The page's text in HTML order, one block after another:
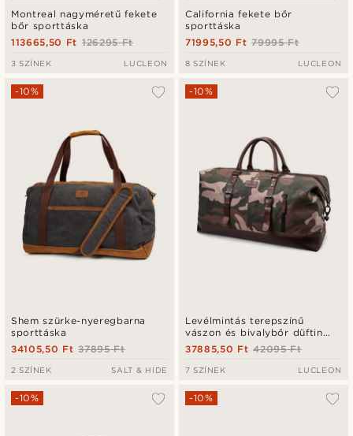
Montreal nagyméretű fekete
bőr sporttáska
126295 Ft
113665,50 Ft
3 SZÍNEK LUCLEON
California fekete bőr
sporttáska
79995 Ft
71995,50 Ft
8 SZÍNEK LUCLEON
Shem szürke-nyeregbarna
sporttáska
-10%
37895 Ft
34105,50 Ft
2 SZÍNEK SALT & HIDE
Levélmintás terepszínű
vászon és bivalybőr düftin
táska
-10%
42095 Ft
37885,50 Ft
7 SZÍNEK LUCLEON
-10% -10%